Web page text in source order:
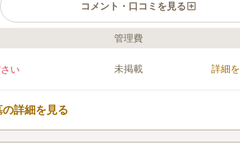
コメント・口コミを見る
ット編集部のコメント
学校が近いので生徒たちの元気な様子も垣間見られ、
気持ちになります。 近くには室蘭本線が通っていて
が見えるので、鉄道ファンの方におすすめです。 国
店も並んでいるので、お参りした後にみんなで食事
もできます。
管理費
い 未掲載 詳細
の詳細を見る